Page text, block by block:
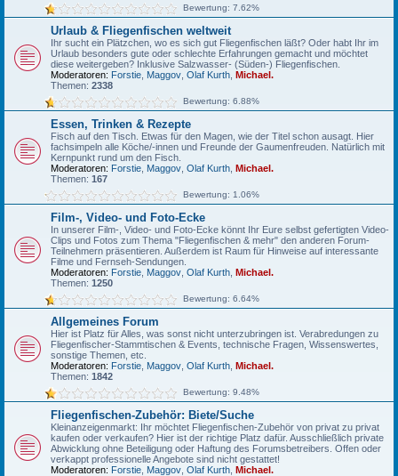
Bewertung: 7.62%
Urlaub & Fliegenfischen weltweit
Ihr sucht ein Plätzchen, wo es sich gut Fliegenfischen läßt? Oder habt Ihr im
Urlaub besonders gute oder schlechte Erfahrungen gemacht und möchtet
diese weitergeben? Inklusive Salzwasser- (Süden-) Fliegenfischen.
Moderatoren: Forstie Maggov Olaf Kurth
Michael.
Themen: 2338
Bewertung: 6.88%
Essen, Trinken & Rezepte
Fisch auf den Tisch. Etwas für den Magen, wie der Titel schon ausagt. Hier
fachsimpeln alle Köche/-innen und Freunde der Gaumenfreuden. Natürlich mit
Kernpunkt rund um den Fisch.
Moderatoren: Forstie Maggov Olaf Kurth
Michael.
Themen: 167
Bewertung: 1.06%
Film-, Video- und Foto-Ecke
In unserer Film-, Video- und Foto-Ecke könnt Ihr Eure selbst gefertigten Video-
Clips und Fotos zum Thema "Fliegenfischen & mehr" den anderen Forum-
Teilnehmern präsentieren. Außerdem ist Raum für Hinweise auf interessante
Filme und Fernseh-Sendungen.
Moderatoren: Forstie Maggov Olaf Kurth
Michael.
Themen: 1250
Bewertung: 6.64%
Allgemeines Forum
Hier ist Platz für Alles, was sonst nicht unterzubringen ist. Verabredungen zu
Fliegenfischer-Stammtischen & Events, technische Fragen, Wissenswertes,
sonstige Themen, etc.
Moderatoren: Forstie Maggov Olaf Kurth
Michael.
Themen: 1842
Bewertung: 9.48%
Fliegenfischen-Zubehör: Biete/Suche
Kleinanzeigenmarkt: Ihr möchtet Fliegenfischen-Zubehör von privat zu privat
kaufen oder verkaufen? Hier ist der richtige Platz dafür. Ausschließlich private
Abwicklung ohne Beteiligung oder Haftung des Forumsbetreibers. Offen oder
verkappt professionelle Angebote sind nicht gestattet!
Moderatoren: Forstie Maggov Olaf Kurth
Michael.